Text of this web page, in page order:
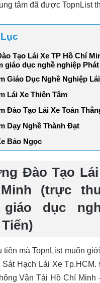
tâm đã được TopnList
Tạo Lái Xe TP Hồ Chí
giáo dục nghề nghiệp
Giáo Dục Nghề Nghiệp
Lái Xe Thiên Tâm
Đào Tạo Lái Xe Toàn
Dạy Nghề Thành Đạt
Bảo Ngọc
Đào Tạo Lái
(trực
dục
tiên mà TopnList muốn
Hạch Lái Xe
Vận Tải Hồ Chí Minh